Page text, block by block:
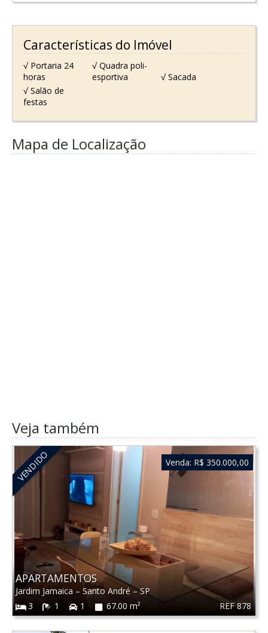
Características do Imóvel
√ Portaria 24
horas
√ Quadra poli-
esportiva
√ Sacada
√ Salão de
festas
Mapa de Localização
Veja também
VENDIDO
REF 878
APARTAMENTOS
Jardim Jamaica – Santo André–SP
3
1 1 67.00 m²
Venda: R$ 350.000,00